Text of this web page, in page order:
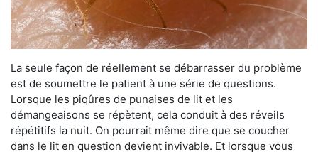
La seule façon de réellement se débarrasser du problème
est de soumettre le patient à une série de questions.
Lorsque les piqûres de punaises de lit et les
démangeaisons se répètent, cela conduit à des réveils
répétitifs la nuit. On pourrait même dire que se coucher
dans le lit en question devient invivable. Et lorsque vous